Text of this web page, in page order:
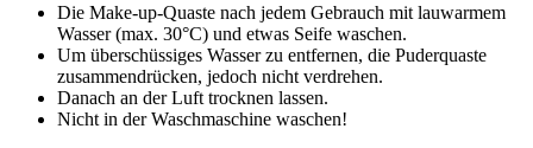
Die Make-up-Quaste nach jedem Gebrauch mit lauwarmem
Wasser (max. 30°C) und etwas Seife waschen.
Um überschüssiges Wasser zu entfernen, die Puderquaste
zusammendrücken, jedoch nicht verdrehen.
Danach an der Luft trocknen lassen.
Nicht in der Waschmaschine waschen!